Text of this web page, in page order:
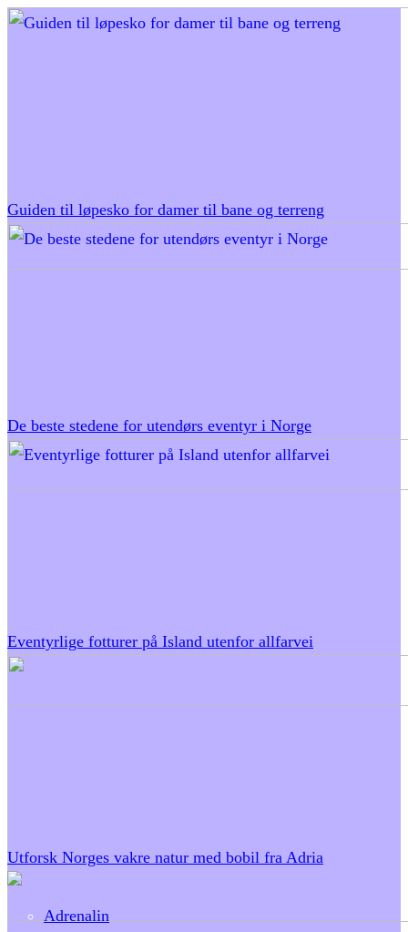
Guiden til løpesko for damer til bane og terreng
De beste stedene for utendørs eventyr i Norge
Eventyrlige fotturer på Island utenfor allfarvei
Utforsk Norges vakre natur med bobil fra Adria
Adrenalin